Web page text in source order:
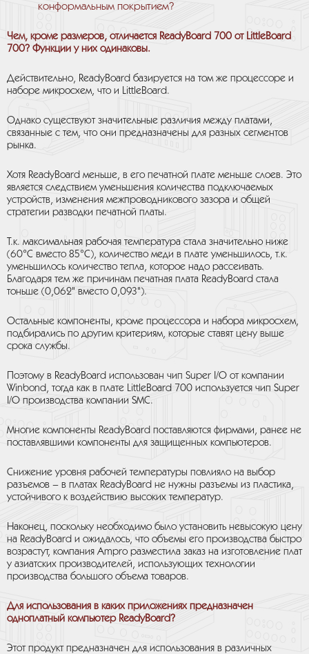
конформальным покрытием?
Чем, кроме размеров, отличается ReadyBoard 700 от LittleBoard
700? Функции у них одинаковы.
Действительно, ReadyBoard базируется на том же процессоре и
наборе микросхем, что и LittleBoard.
Однако существуют значительные различия между платами,
связанные с тем, что они предназначены для разных сегментов
рынка.
Хотя ReadyBoard меньше, в его печатной плате меньше слоев. Это
является следствием уменьшения количества подключаемых
устройств, изменения межпроводникового зазора и общей
стратегии разводки печатной платы.
Т.к. максимальная рабочая температура стала значительно ниже
(60°С вместо 85°С), количество меди в плате уменьшилось, т.к.
уменьшилось количество тепла, которое надо рассеивать.
Благодаря тем же причинам печатная плата ReadyBoard стала
тоньше (0,062" вместо 0,093").
Остальные компоненты, кроме процессора и набора микросхем,
подбирались по другим критериям, которые ставят цену выше
срока службы.
Поэтому в ReadyBoard использован чип Super I/O от компании
Winbond, тогда как в плате LittleBoard 700 используется чип Super
I/O производства компании SMC.
Многие компоненты ReadyBoard поставляются фирмами, ранее не
поставлявшими компоненты для защищенных компьютеров.
Снижение уровня рабочей температуры повлияло на выбор
разъемов – в платах ReadyBoard не нужны разъемы из пластика,
устойчивого к воздействию высоких температур.
Наконец, поскольку необходимо было установить невысокую цену
на ReadyBoard и ожидалось, что объемы его производства быстро
возрастут, компания Ampro разместила заказ на изготовление плат
у азиатских производителей, использующих технологии
производства большого объема товаров.
Для использования в каких приложениях предназначен
одноплатный компьютер ReadyBoard?
Этот продукт предназначен для использования в различных